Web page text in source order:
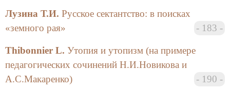
спектр мнений представителей разных
гуманитарных наук, занимающихся проблемами
мифологии в историческом, социальном,
художественном и психологическом аспектах,
показала, что отечественные и зарубежные
исследователи стремятся продолжить обсуждение и
взаимную координацию своих теоретических и
Лузина Т.И. Русское сектантство: в поисках
«земного рая»
183
Thibonnier L. Утопия и утопизм (на примере
педагогических сочинений Н.И.Новикова и
А.С.Макаренко)
190